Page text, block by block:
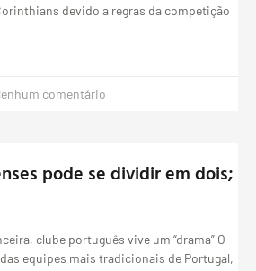
devido a regras da competição
comentário
pode se dividir em dois;
clube português vive um “drama” O
equipes mais tradicionais de Portugal,